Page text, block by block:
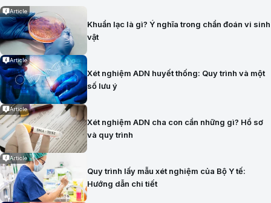
Article
Khuẩn lạc là gì? Ý nghĩa trong chẩn đoán vi sinh
vật
Article
Xét nghiệm ADN huyết thống: Quy trình và một
số lưu ý
Article
Xét nghiệm ADN cha con cần những gì? Hồ sơ
và quy trình
Article
Quy trình lấy mẫu xét nghiệm của Bộ Y tế:
Hướng dẫn chi tiết